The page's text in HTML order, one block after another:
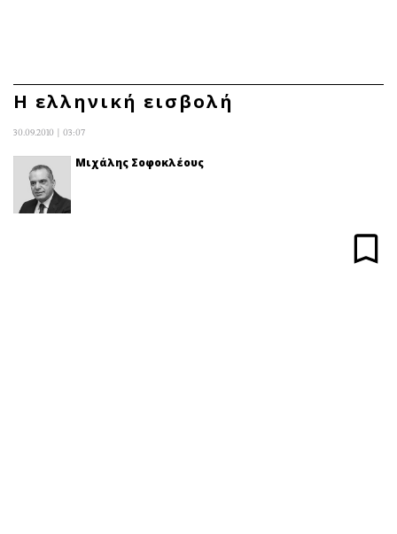
ΚΑΤΗΓΟΡΙΕΣ
Κύπρος
Παιδεία
Η ελληνική εισβολή
30.09.2010 | 03:07
Μιχάλης Σοφοκλέους